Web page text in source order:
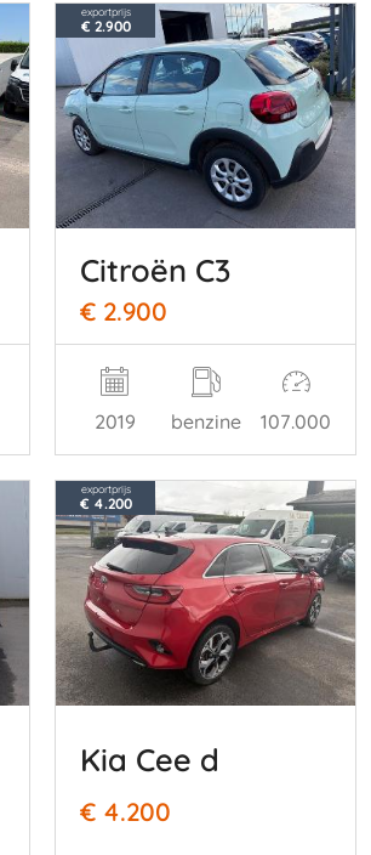
exportprijs
€ 2.900
Citroën C3
€ 2.900
2019 benzine 107.000
exportprijs
€ 4.200
Kia Cee d
€ 4.200